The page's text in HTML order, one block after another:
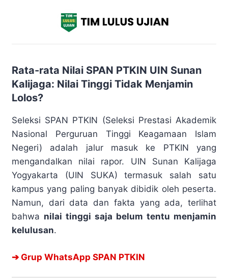
Rata-rata Nilai SPAN PTKIN UIN Sunan
Kalijaga: Nilai Tinggi Tidak Menjamin
Lolos?
Seleksi SPAN PTKIN (Seleksi Prestasi Akademik
Nasional Perguruan Tinggi Keagamaan Islam
Negeri) adalah jalur masuk ke PTKIN yang
mengandalkan nilai rapor. UIN Sunan Kalijaga
Yogyakarta (UIN SUKA) termasuk salah satu
kampus yang paling banyak dibidik oleh peserta.
Namun, dari data dan fakta yang ada, terlihat
bahwa nilai tinggi saja belum tentu menjamin
kelulusan.
➔ Grup WhatsApp SPAN PTKIN